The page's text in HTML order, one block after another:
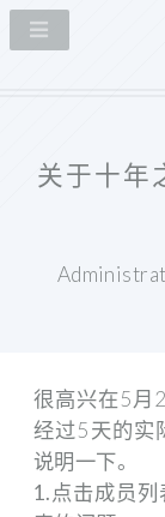
关于十年
很高兴在5月
经过5天的实
说明一下。
1.点击成员